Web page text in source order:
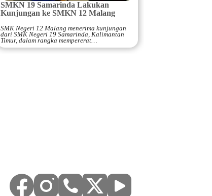
SMKN 19 Samarinda Lakukan
Kunjungan ke SMKN 12 Malang
SMK Negeri 12 Malang menerima kunjungan
dari SMK Negeri 19 Samarinda, Kalimantan
Timur, dalam rangka mempererat…